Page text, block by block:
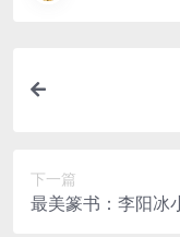
下一篇
最美篆书：李阳冰